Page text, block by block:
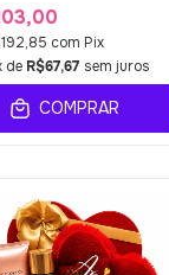
com Pix
de R$67,67 sem juros
COMPRAR